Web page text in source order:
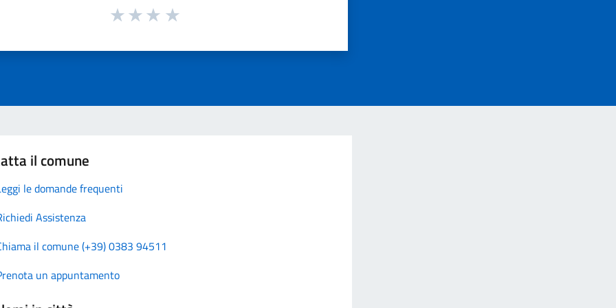
il comune
le domande frequenti
Assistenza
il comune (+39) 0383 94511
un appuntamento